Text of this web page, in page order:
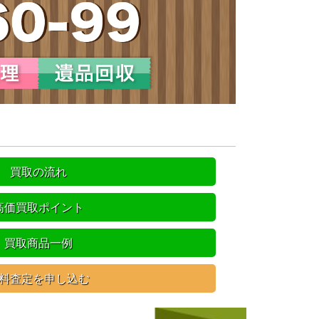
買取の流れ
価買取ポイント
買取商品一例
査定を申し込む